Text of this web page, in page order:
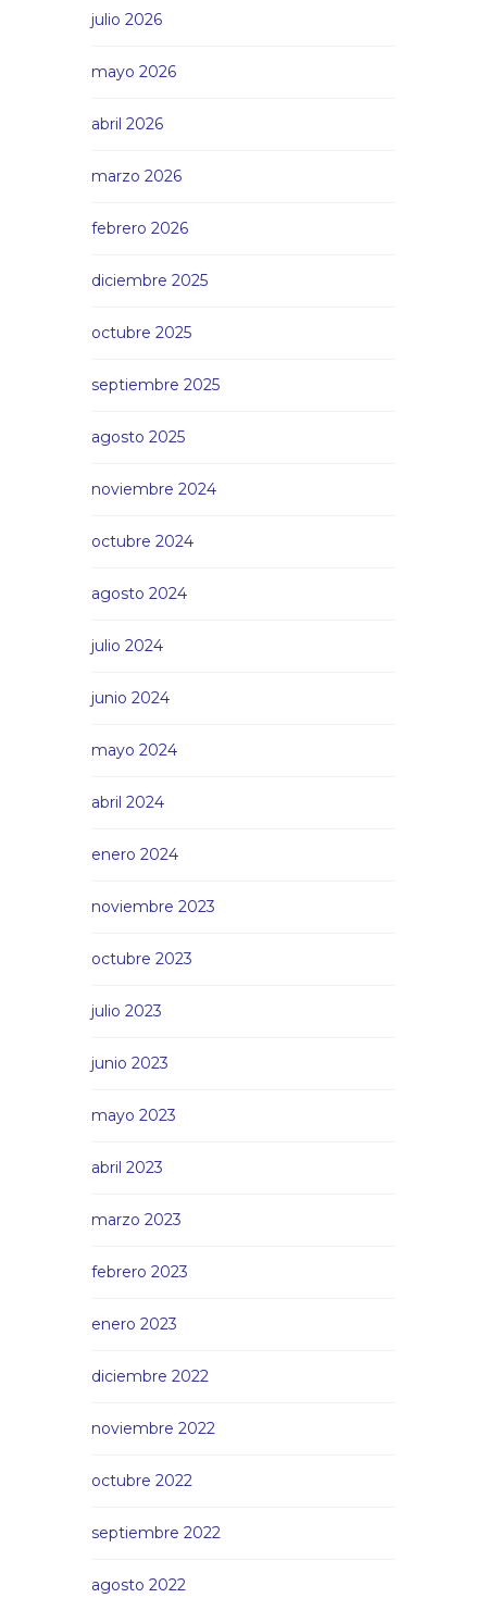
julio 2026
mayo 2026
abril 2026
marzo 2026
febrero 2026
diciembre 2025
octubre 2025
septiembre 2025
agosto 2025
noviembre 2024
octubre 2024
agosto 2024
julio 2024
junio 2024
mayo 2024
abril 2024
enero 2024
noviembre 2023
octubre 2023
julio 2023
junio 2023
mayo 2023
abril 2023
marzo 2023
febrero 2023
enero 2023
diciembre 2022
noviembre 2022
octubre 2022
septiembre 2022
agosto 2022